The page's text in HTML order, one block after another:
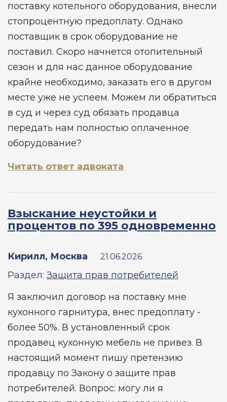
поставку котельного оборудования, внесли
стопроцентную предоплату. Однако
поставщик в срок оборудование не
поставил. Скоро начнется отопительный
сезон и для нас данное оборудование
крайне необходимо, заказать его в другом
месте уже не успеем. Можем ли обратиться
в суд и через суд обязать продавца
передать нам полностью оплаченное
оборудование?
Читать ответ адвоката
Взыскание неустойки и
процентов по 395 одновременно
Кирилл, Москва 21.06.2026
Раздел: Защита прав потребителей
Я заключил договор на поставку мне
кухонного гарнитура, внес предоплату -
более 50%. В установленный срок
продавец кухонную мебель не привез. В
настоящий момент пишу претензию
продавцу по Закону о защите прав
потребителей. Вопрос: могу ли я